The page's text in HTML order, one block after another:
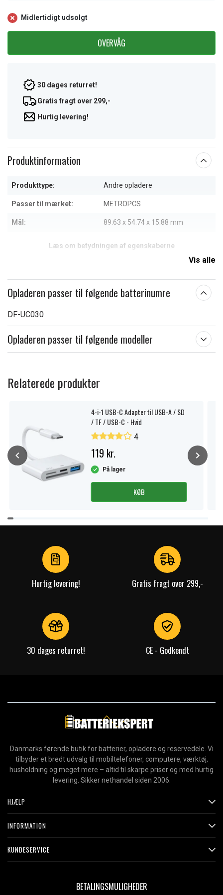
Midlertidigt udsolgt
OVERVÅG
30 dages returret!
Gratis fragt over 299,-
Hurtig levering!
Produktinformation
Produkttype: Andre opladere
Passer til mærket: METROPCS
Mål: 89.63 x 54.74 x 15.88 mm
Læs om betydningen af egenskaberne
Vis alle
Opladeren passer til følgende batterinumre
DF-UC030
Opladeren passer til følgende modeller
Relaterede produkter
4-i-1 USB-C Adapter til USB-A / SD
/ TF / USB-C - Hvid
4
119 kr.
På lager
KØB
Item
1
Hurtig levering! Gratis fragt over 299,-
30 dages returret! CE - Godkendt
Danmarks førende butik for batterier, opladere og reservedele. Vi
tilbyder et bredt udvalg til mobiltelefoner, computere, værktøj,
husholdning og meget mere – altid til skarpe priser og med hurtig
levering. Sikker nethandel siden 2006.
HJÆLP
INFORMATION
KUNDESERVICE
BETALINGSMULIGHEDER